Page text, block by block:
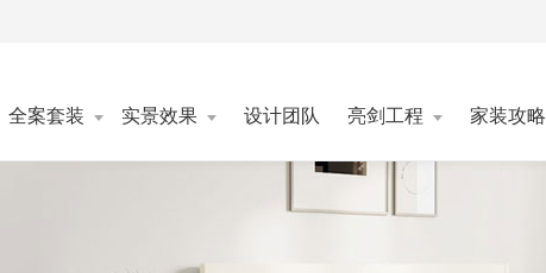
全案套装 实景效果 设计团队 亮剑工程 家装攻略